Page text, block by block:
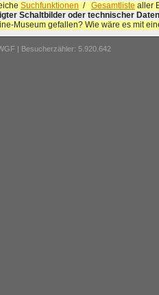
Suchfunktionen / Gesamtliste aller
Schaltbilder oder technischer
Museum gefallen? Wie wäre es mit
| Besucherzähler: 5.920.642